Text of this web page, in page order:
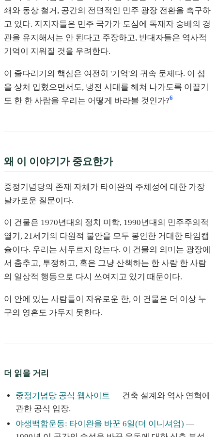
쇄와 동상 철거, 공간의 전면적인 민주 광장 전환을 촉구하
고 있다. 지지자들은 민주 국가가 도심에 독재자 숭배의 경
관을 유지해서는 안 된다고 주장하고, 반대자들은 역사적
기억이 지워질 것을 우려한다.
이 줄다리기의 핵심은 여전히 '기억'의 귀속 문제다. 이 섬
을 상처 입혔으면서도, 냉전 시대를 헤쳐 나가도록 이끌기
도 한 한 사람을 우리는 어떻게 바라볼 것인가?6
왜 이 이야기가 중요한가
중정기념당의 존재 자체가 타이완의 주체성에 대한 가장
날카로운 질문이다.
이 건물은 1970년대의 정치 미학, 1990년대의 민주주의적
열기, 21세기의 다원적 불안을 모두 봉인한 거대한 타임캡
슐이다. 우리는 서두르지 않는다. 이 건물의 의미는 광장에
서 춤추고, 투쟁하고, 혹은 그냥 산책하는 한 사람 한 사람
의 일상적 행동으로 다시 쓰여지고 있기 때문이다.
이 안에 있는 사람들이 자유로운 한, 이 건물은 더 이상 누
구의 영혼도 가두지 못한다.
더 읽을 거리
중정기념당 공식 웹사이트 — 건축 설계와 역사 연혁에
관한 공식 입장.
야생백합운동: 타이완을 바꾼 6일(더 이니셔엄) —